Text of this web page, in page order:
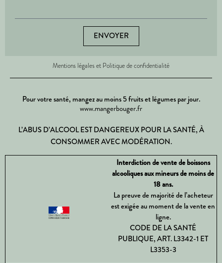
ENVOYER
Mentions légales et Politique de confidentialité
Pour votre santé, mangez au moins 5 fruits et légumes par jour.
www.mangerbouger.fr
L’ABUS D’ALCOOL EST DANGEREUX POUR LA SANTÉ, À
CONSOMMER AVEC MODÉRATION.
Interdiction de vente de boissons
alcooliques aux mineurs de moins de
18 ans.
La preuve de majorité de l’acheteur
est exigée au moment de la vente en
ligne.
CODE DE LA SANTÉ
PUBLIQUE, ART. L3342-1 ET
L3353-3